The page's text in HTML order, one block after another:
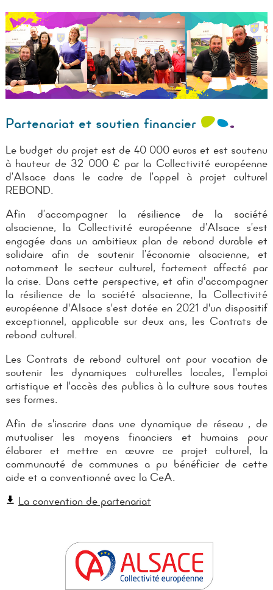
Partenariat et soutien financier
Le budget du projet est de 40 000 euros et est soutenu
à hauteur de 32 000 € par la Collectivité européenne
d’Alsace dans le cadre de l’appel à projet culturel
REBOND.
Afin d’accompagner la résilience de la société
alsacienne, la Collectivité européenne d’Alsace s’est
engagée dans un ambitieux plan de rebond durable et
solidaire afin de soutenir l’économie alsacienne, et
notamment le secteur culturel, fortement affecté par
la crise. Dans cette perspective, et afin d'accompagner
la résilience de la société alsacienne, la Collectivité
européenne d'Alsace s'est dotée en 2021 d'un dispositif
exceptionnel, applicable sur deux ans, les Contrats de
rebond culturel.
Les Contrats de rebond culturel ont pour vocation de
soutenir les dynamiques culturelles locales, l'emploi
artistique et l'accès des publics à la culture sous toutes
ses formes.
Afin de s'inscrire dans une dynamique de réseau , de
mutualiser les moyens financiers et humains pour
élaborer et mettre en œuvre ce projet culturel, la
communauté de communes a pu bénéficier de cette
aide et a conventionné avec la CeA.
La convention de partenariat